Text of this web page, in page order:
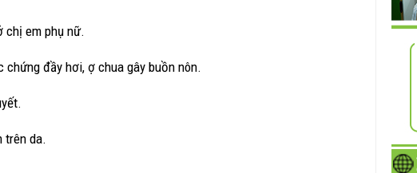
chị em phụ nữ.
chứng đầy hơi, ợ chua gây buồn nôn.
trên da.